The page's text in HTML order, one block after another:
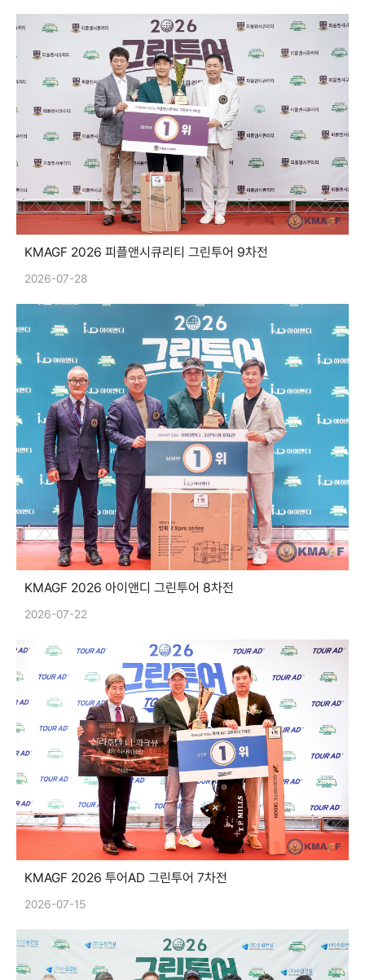
KMAGF 2026 피플앤시큐리티 그린투어 9차전
2026-07-28
KMAGF 2026 아이앤디 그린투어 8차전
2026-07-22
KMAGF 2026 투어AD 그린투어 7차전
2026-07-15